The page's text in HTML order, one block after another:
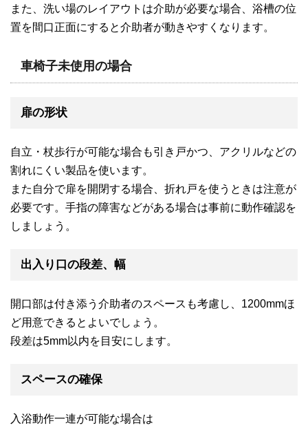
また、洗い場のレイアウトは介助が必要な場合、浴槽の位
置を間口正面にすると介助者が動きやすくなります。
車椅子未使用の場合
扉の形状
自立・杖歩行が可能な場合も引き戸かつ、アクリルなどの
割れにくい製品を使います。
また自分で扉を開閉する場合、折れ戸を使うときは注意が
必要です。手指の障害などがある場合は事前に動作確認を
しましょう。
出入り口の段差、幅
開口部は付き添う介助者のスペースも考慮し、1200mmほ
ど用意できるとよいでしょう。
段差は5mm以内を目安にします。
スペースの確保
入浴動作一連が可能な場合は